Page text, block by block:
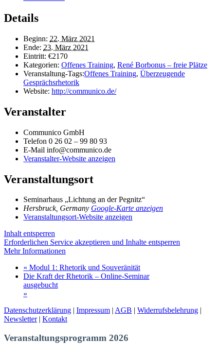
Details
Beginn: 22. März 2021
Ende: 23. März 2021
Eintritt: €2170
Kategorien: Offenes Training, René Borbonus – freie Plätze
Veranstaltung-Tags:Offenes Training, Überzeugende
Gesprächsrhetorik
Website: http://communico.de/
Veranstalter
Communico GmbH
Telefon 0 26 02 – 99 80 93
E-Mail info@communico.de
Veranstalter-Website anzeigen
Veranstaltungsort
Seminarhaus „Lichtung an der Pegnitz“
Hersbruck, Germany Google-Karte anzeigen
Veranstaltungsort-Website anzeigen
Inhalt entsperren
Erforderlichen Service akzeptieren und Inhalte entsperren
Mehr Informationen
« Modul 1: Rhetorik und Souveränität
Die Kraft der Rhetorik – Online-Seminar
ausgebucht
»
Datenschutzerklärung
Impressum AGB Widerrufsbelehrung
Newsletter| Kontakt
Veranstaltungsprogramm 2026